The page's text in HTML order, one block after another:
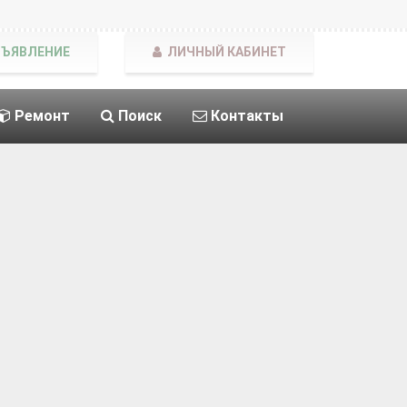
Ремонт Поиск Контакты
ЛИЧНЫЙ КАБИНЕТ